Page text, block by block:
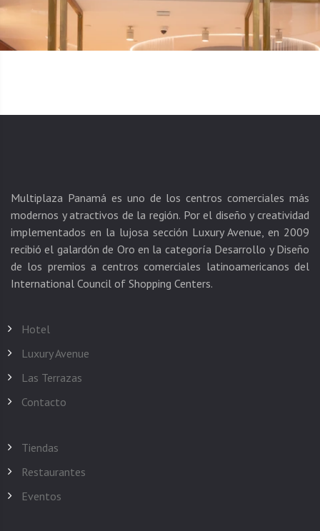
Multiplaza Panamá es uno de los centros comerciales más
modernos y atractivos de la región. Por el diseño y creatividad
implementados en la lujosa sección Luxury Avenue, en 2009
recibió el galardón de Oro en la categoría Desarrollo y Diseño
de los premios a centros comerciales latinoamericanos del
Hotel
Luxury Avenue
Las Terrazas
Contacto
Tiendas
Restaurantes
Eventos